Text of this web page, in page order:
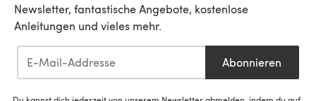
Newsletter, fantastische Angebote, kostenlose
Anleitungen und vieles mehr.
Abonnieren